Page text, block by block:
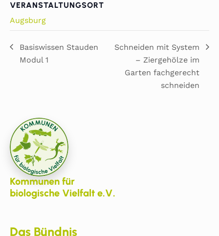
VERANSTALTUNGSORT
Augsburg
Basiswissen Stauden
Modul 1
Schneiden mit System
– Ziergehölze im
Garten fachgerecht
schneiden
Kommunen für
biologische Vielfalt e.V.
Das Bündnis